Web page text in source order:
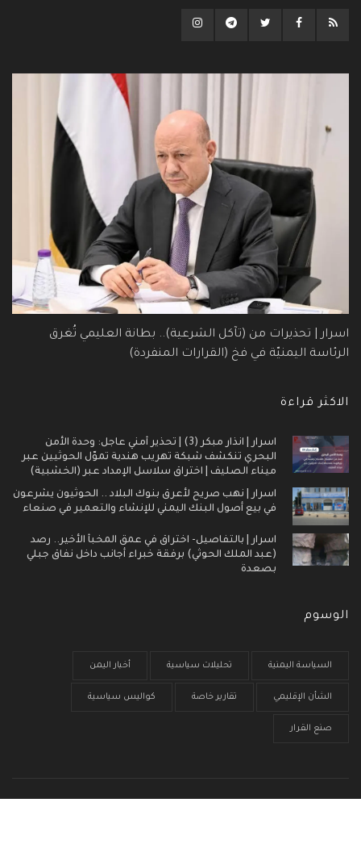
اسرار | تحذيرات من (تآكل الشرعية).. بطانة العليمي تُغرق
الرئاسة اليمنيّة في فخ (القرارات المنفردة)
الاكثر قراءة
اسرار | انذار مبكر (3) | تحذير أمني عاجل: وحدة الأمن
البحري تنكشف شبكة تهريب هندية تموّل الحوثيين عبر
ميناء الصليف | اختراق سلاسل الإمداد عبر (الخشبية)
اسرار | نهب صريح لأعرق بنوك البلاد .. الحوثيون يشرعون
في بيع أصول البنك اليمني للإنشاء والتعمير في صنعاء
اسرار | بالتفاصيل- اختراق في عمق المخبأ الأخير.. رصد
(عبد الملك الحوثي) برفقة خبراء أجانب داخل نفاق جبلي
بصعدة
الوسوم
السياسة اليمنية تحليلات سياسية أخبار اليمن
الشأن الإقليمي تقارير خاصة كواليس سياسية
صنع القرار